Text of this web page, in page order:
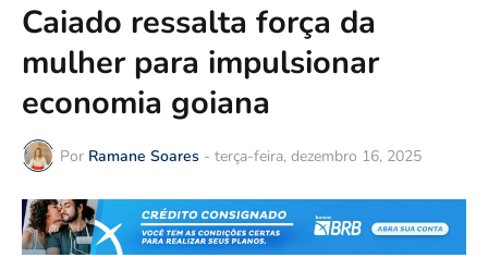
Caiado ressalta força da
mulher para impulsionar
economia goiana
Por Ramane Soares - terça-feira, dezembro 16, 2025